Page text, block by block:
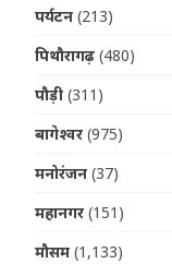
पर्यटन (213)
पिथौरागढ़ (480)
पौड़ी (311)
बागेश्वर (975)
मनोरंजन (37)
महानगर (151)
मौसम (1,133)